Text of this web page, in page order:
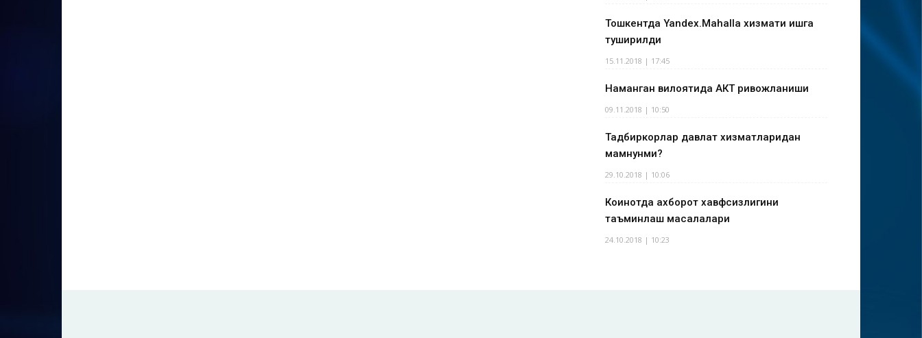
Тошкентда Yandex.Mahalla хизмати ишга
туширилди
15.11.2018 | 17:45
Наманган вилоятида АКТ ривожланиши
09.11.2018 | 10:50
Тадбиркорлар давлат хизматларидан
мамнунми?
29.10.2018 | 10:06
Коинотда ахборот хавфсизлигини
таъминлаш масалалари
24.10.2018 | 10:23